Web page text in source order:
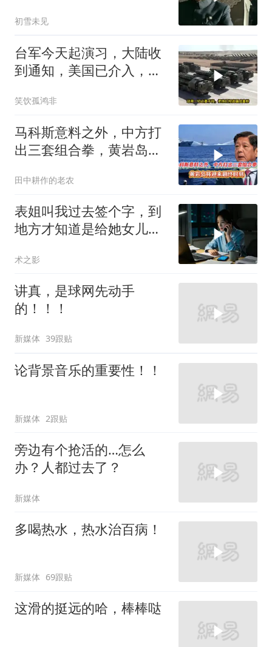
初雪未见
台军今天起演习，大陆收
到通知，美国已介入，日
笑饮孤鸿非
马科斯意料之外，中方打
出三套组合拳，黄岩岛将
田中耕作的老农
表姐叫我过去签个字，到
地方才知道是给她女儿婚
术之影
讲真，是球网先动手
的！！！
新媒体 39跟贴
论背景音乐的重要性！！
新媒体 2跟贴
旁边有个抢活的…怎么
办？人都过去了？
新媒体
多喝热水，热水治百病！
新媒体 69跟贴
这滑的挺远的哈，棒棒哒